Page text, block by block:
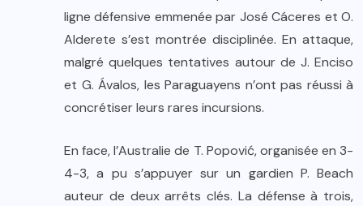
ligne défensive emmenée par José Cáceres et O.
Alderete s’est montrée disciplinée. En attaque,
malgré quelques tentatives autour de J. Enciso
et G. Ávalos, les Paraguayens n’ont pas réussi à
concrétiser leurs rares incursions.
En face, l’Australie de T. Popović, organisée en 3-
4-3, a pu s’appuyer sur un gardien P. Beach
auteur de deux arrêts clés. La défense à trois,